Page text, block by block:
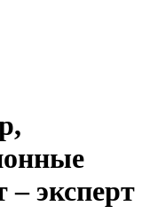
– эксперт